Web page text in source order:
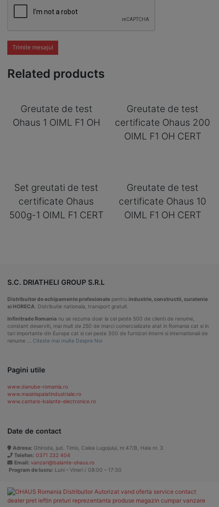
Trimite mesajul
Related products
Greutate de test
Ohaus 1 OIML F1 OH
Greutate de test
certificate Ohaus 200
OIML F1 OH CERT
Set greutati de test
certificate Ohaus
500g-1 OIML F1 CERT
Greutate de test
certificate Ohaus 10
OIML F1 OH CERT
S.C. DRIATHELI GROUP S.R.L
Distribuitor de echipamente profesionale pentru industrie, constructii, curatenie
si HORECA . Distributie nationala, transport gratuit.
Infinitrade Romania nu se rezuma doar la cei peste 500 de clienti de renume,
constant deserviti, mai mult de 250 de marci comercializate atat in Romania cat si in
tari importante din Europa cat si cei peste 300 de furnizori interni si internationali de
renume … Citeste mai multe Despre Noi
Pagini utile
www.danube-romania.ro
www.masinispalatindustriale.ro
www.cantare-balante-electronice.ro
Date de contact
Adresa: Ghiroda, jud. Timis, Calea Lugojului, nr.47/B, Hala nr. 3
Telefon: 0371 232 404
Email: vanzari@balante-ohaus.ro
Program de lucru: Luni – Vineri / 08:00 – 17:30